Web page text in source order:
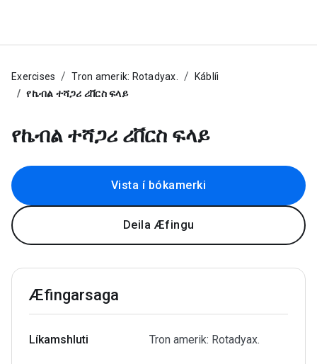
Exercises Tron amerik: Rotadyax.
Káblíi
የኬብል ተሻጋሪ ሪቨርስ ፍላይ
የኬብል ተሻጋሪ ሪቨርስ ፍላይ
Vista í bókamerki
Deila Æfingu
Æfingarsaga
Líkamshluti Tron amerik: Rotadyax.